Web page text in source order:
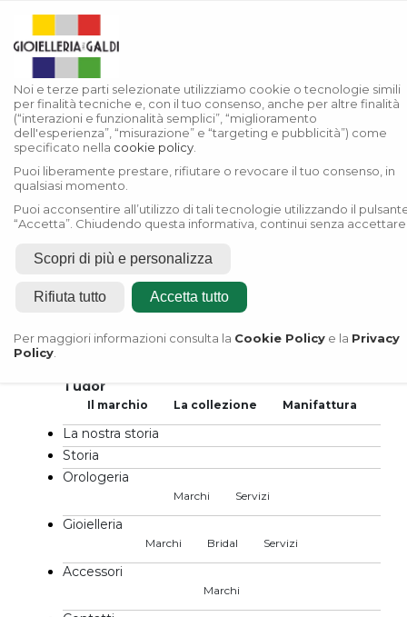
Rivenditore Autorizzato
Rolex
Tudor
Il marchio La collezione Manifattura
La nostra storia
Storia
Orologeria
Marchi Servizi
Gioielleria
Marchi Bridal Servizi
Accessori
Marchi
Noi e terze parti selezionate utilizziamo cookie o tecnologie simili
per finalità tecniche e, con il tuo consenso, anche per altre finalità
(“interazioni e funzionalità semplici”, “miglioramento
dell'esperienza”, “misurazione” e “targeting e pubblicità”) come
specificato nella cookie policy
Puoi liberamente prestare, rifiutare o revocare il tuo consenso, in
qualsiasi momento.
Puoi acconsentire all’utilizzo di tali tecnologie utilizzando il
“Accetta”. Chiudendo questa informativa, continui senza
Scopri di più e personalizza
Rifiuta tutto Accetta tutto
Per maggiori informazioni consulta la Cookie Policy e la Privacy
Policy